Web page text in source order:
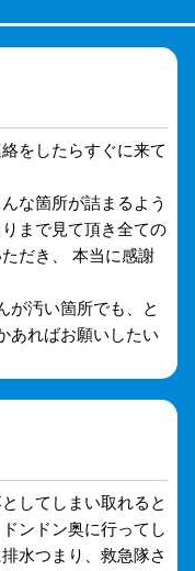
をしたらすぐに来て
な箇所が詰まるよう
まで見て頂き全ての
だき、 本当に感謝
が汚い箇所でも、と
あればお願いしたい
してしまい取れると
ンドン奥に行ってし
水つまり、救急隊さ